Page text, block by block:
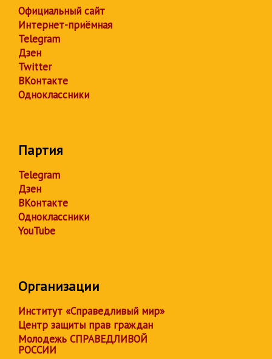
Официальный сайт
Интернет-приёмная
Telegram
Дзен
Twitter
ВКонтакте
Одноклассники
Партия
Telegram
Дзен
ВКонтакте
Одноклассники
YouTube
Организации
Институт «Справедливый мир»
Центр защиты прав граждан
Молодежь СПРАВЕДЛИВОЙ
РОССИИ